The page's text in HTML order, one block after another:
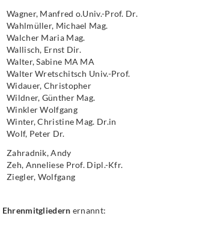
Wagner, Manfred o.Univ.-Prof. Dr.
Wahlmüller, Michael Mag.
Walcher Maria Mag.
Wallisch, Ernst Dir.
Walter, Sabine MA MA
Walter Wretschitsch Univ.-Prof.
Widauer, Christopher
Wildner, Günther Mag.
Winkler Wolfgang
Winter, Christine Mag. Dr.in
Wolf, Peter Dr.
Zahradnik, Andy
Zeh, Anneliese Prof. Dipl.-Kfr.
Ziegler, Wolfgang
Ehrenmitgliedern ernannt: